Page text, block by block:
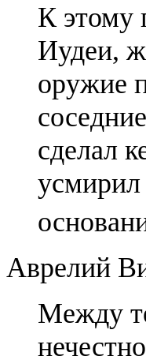
К этому
Иудеи,
оружие
сделал
усмирил
Аврелий
Меж­ду